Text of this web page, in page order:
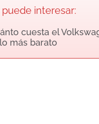
puede interesar:
cuesta el
más barato